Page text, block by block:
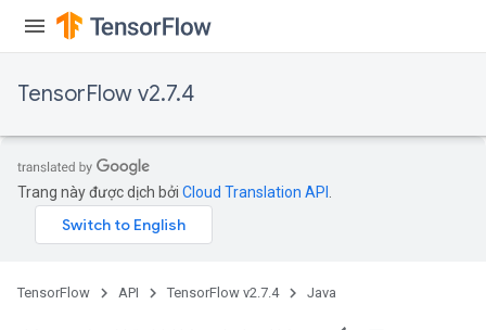
TensorFlow v2.7.4
Trang này được dịch bởi Cloud Translation API
TensorFlow API TensorFlow v2.7.4 Java